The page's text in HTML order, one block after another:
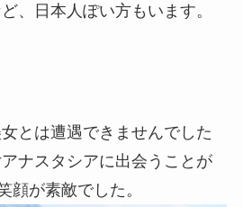
、日本人ぽい方もいます。
とは遭遇できませんでした
ナスタシアに出会うことが
が素敵でした。